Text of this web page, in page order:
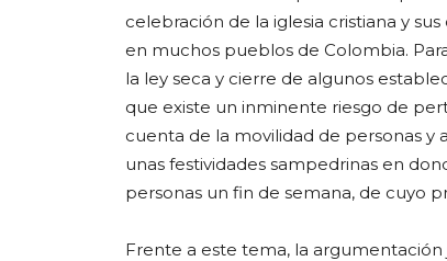
celebración de la iglesia cristiana y
en muchos pueblos de Colombia.
la ley seca y cierre de algunos
que existe un inminente riesgo de
cuenta de la movilidad de personas y
unas festividades sampedrinas en
personas un fin de semana, de cuyo
Frente a este tema, la argumentación